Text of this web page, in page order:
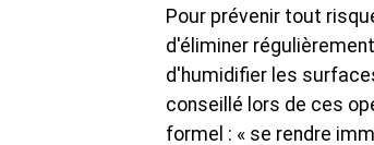
Pour prévenir tout
d'éliminer
d'humidifier les
conseillé lors de ces
formel : « se rendre